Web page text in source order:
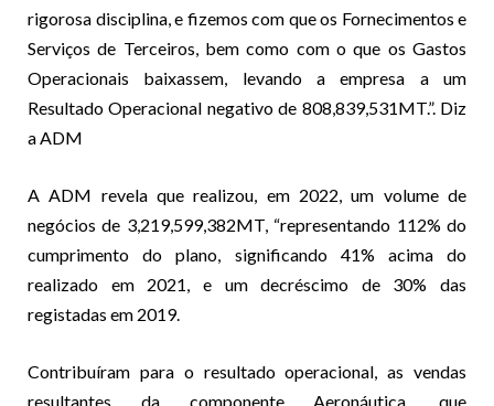
rigorosa disciplina, e fizemos com que os Fornecimentos e
Serviços de Terceiros, bem como com o que os Gastos
Operacionais baixassem, levando a empresa a um
Resultado Operacional negativo de 808,839,531MT.”. Diz
a ADM
A ADM revela que realizou, em 2022, um volume de
negócios de 3,219,599,382MT, “representando 112% do
cumprimento do plano, significando 41% acima do
realizado em 2021, e um decréscimo de 30% das
registadas em 2019.
Contribuíram para o resultado operacional, as vendas
resultantes da componente Aeronáutica, que